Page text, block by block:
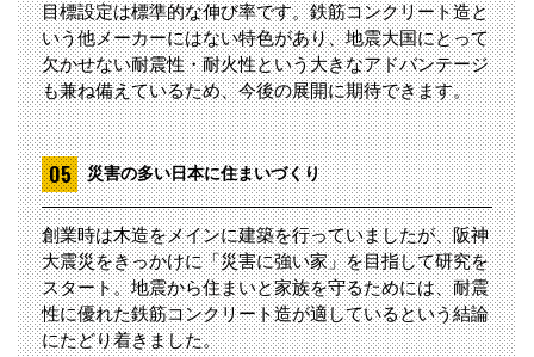
目標設定は標準的な伸び率です。鉄筋コンクリート造と
いう他メーカーにはない特色があり、地震大国にとって
欠かせない耐震性・耐火性という大きなアドバンテージ
も兼ね備えているため、今後の展開に期待できます。
災害の多い日本に住まいづくり
創業時は木造をメインに建築を行っていましたが、阪神
大震災をきっかけに「災害に強い家」を目指して研究を
スタート。地震から住まいと家族を守るためには、耐震
性に優れた鉄筋コンクリート造が適しているという結論
にたどり着きました。